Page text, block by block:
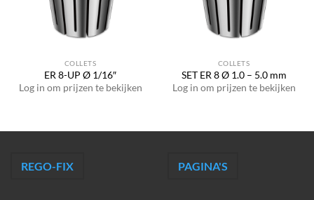
COLLETS
ER 8-UP Ø 1/16″
Log in om prijzen te bekijken
COLLETS
SET ER 8 Ø 1.0 – 5.0 mm
Log in om prijzen te bekijken
REGO-FIX PAGINA'S